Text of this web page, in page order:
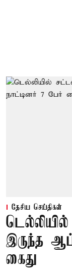
தேசிய செய்திகள்
இருந்த
கைது